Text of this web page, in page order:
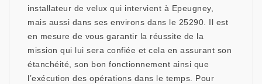
installateur de velux qui intervient à Epeugney,
mais aussi dans ses environs dans le 25290. Il est
en mesure de vous garantir la réussite de la
mission qui lui sera confiée et cela en assurant son
étanchéité, son bon fonctionnement ainsi que
l’exécution des opérations dans le temps. Pour